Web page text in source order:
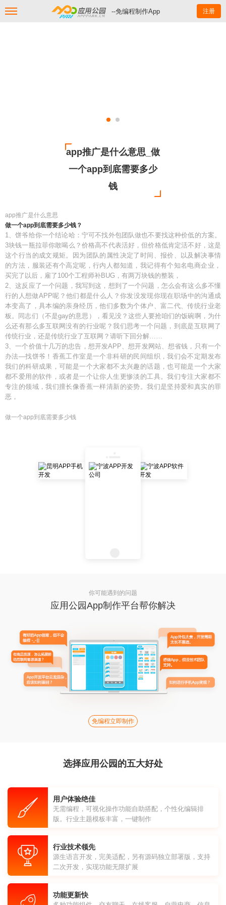
--免编程制作App 注册
app推广是什么意思_做
一个app到底需要多少
钱
app推广是什么意思
做一个app到底需要多少钱？
1、饼爷给你一个结论哈：宁可不找外包团队做也不要找这种价低的方案。
3块钱一瓶拉菲你敢喝么？价格高不代表活好，但价格低肯定活不好，这是
这个行当的成文规矩。因为团队的属性决定了时间、报价、以及解决事情
的方法，服装还有个高定呢，行内人都知道，我记得有个知名电商企业，
买完了以后，雇了100个工程师补BUG，有两万块钱的整装，
2、这反应了一个问题，我写到这，想到了一个问题，怎么会有这么多不懂
行的人想做APP呢？他们都是什么人？你发没发现你现在职场中的沟通成
本变高了，具本编的亲身经历，他们多数为个体户、富二代、传统行业老
板。同志们（不是gay的意思），看见没？这些人要抢咱们的饭碗啊，为什
么还有那么多互联网没有的行业呢？我们思考一个问题，到底是互联网了
传统行业，还是传统行业了互联网？请听下回分解……
3、一个价值十几万的忠告，想开发APP、想开发网站、想省钱，只有一个
办法—找饼爷！香蕉工作室是一个非科研的民间组织，我们会不定期发布
我们的科研成果，可能是一个大家都不太兴趣的话题，也可能是一个大家
都不爱用的软件，或者是一个让你人生更惨淡的工具。我们专注大家都不
专注的领域，我们擅长像香蕉一样清新的姿势。我们是坚持爱和真实的罪
恶，
做一个app到底需要多少钱
你可能遇到的问题
应用公园App制作平台帮你解决
免编程立即制作
选择应用公园的五大好处
用户体验绝佳
无需编程，可视化操作功能自助搭配，个性化编辑排
版。行业主题模板丰富，一键制作
行业技术领先
源生语言开发，完美适配，另有源码独立部署版，支持
二次开发，实现功能无限扩展
功能更新快